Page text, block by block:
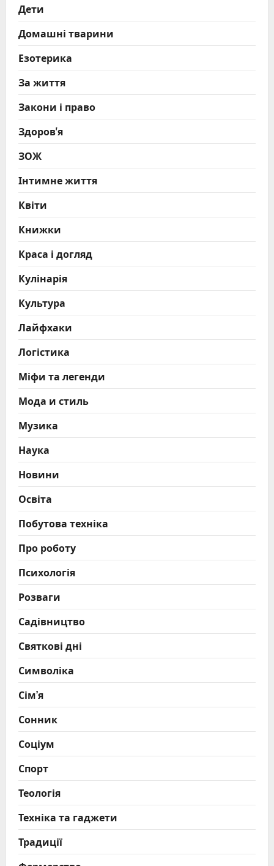
Дети
Домашні тварини
Езотерика
За життя
Закони і право
Здоров'я
ЗОЖ
Інтимне життя
Квіти
Книжки
Краса і догляд
Кулінарія
Культура
Лайфхаки
Логістика
Міфи та легенди
Мода и стиль
Музика
Наука
Новини
Освіта
Побутова техніка
Про роботу
Психологія
Розваги
Садівництво
Святкові дні
Символіка
Сім’я
Сонник
Соціум
Спорт
Теологія
Техніка та гаджети
Традиції